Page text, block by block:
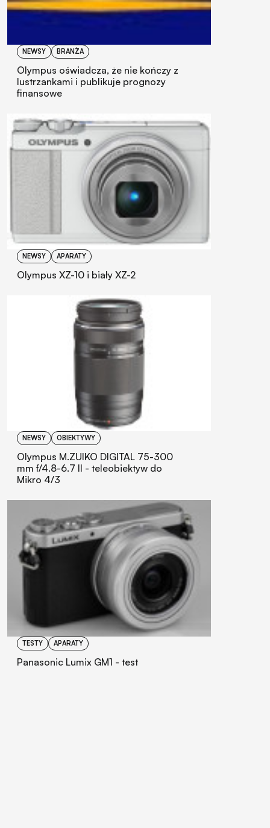
NEWSY BRANŻA
Olympus oświadcza, że nie kończy z
lustrzankami i publikuje prognozy
finansowe
NEWSY APARATY
Olympus XZ-10 i biały XZ-2
NEWSY OBIEKTYWY
Olympus M.ZUIKO DIGITAL 75-300
mm f/4.8-6.7 II - teleobiektyw do
Mikro 4/3
TESTY APARATY
Panasonic Lumix GM1 - test